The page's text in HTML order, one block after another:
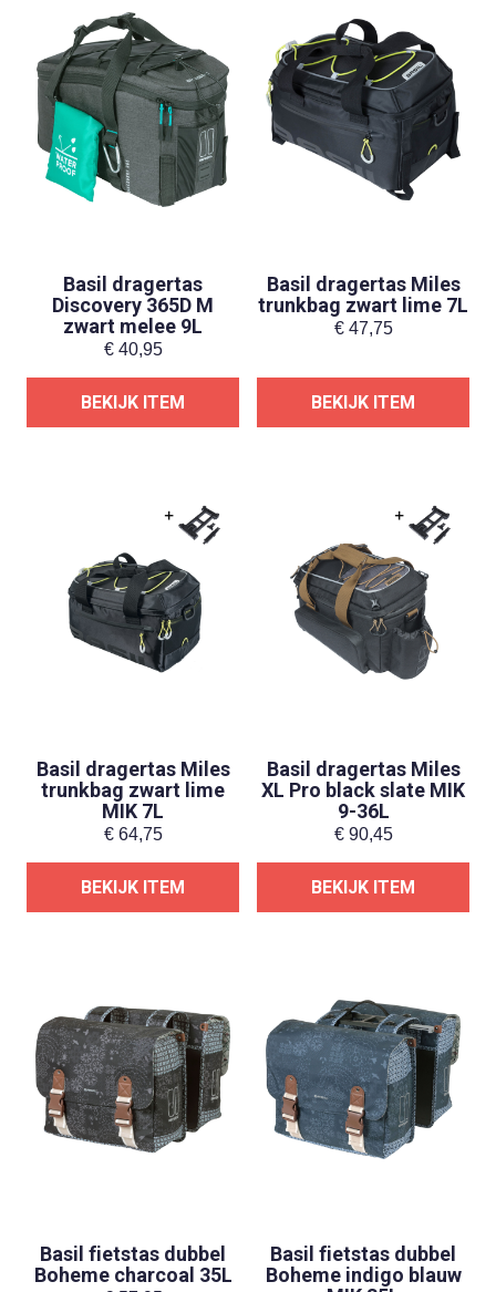
Basil dragertas
Discovery 365D M
zwart melee 9L
€40,95
BEKIJK ITEM
Basil dragertas Miles
trunkbag zwart lime 7L
€47,75
BEKIJK ITEM
Basil dragertas Miles
trunkbag zwart lime
MIK 7L
€64,75
BEKIJK ITEM
Basil dragertas Miles
XL Pro black slate MIK
9-36L
€90,45
BEKIJK ITEM
Basil fietstas dubbel
Boheme charcoal 35L
Basil fietstas dubbel
Boheme indigo blauw